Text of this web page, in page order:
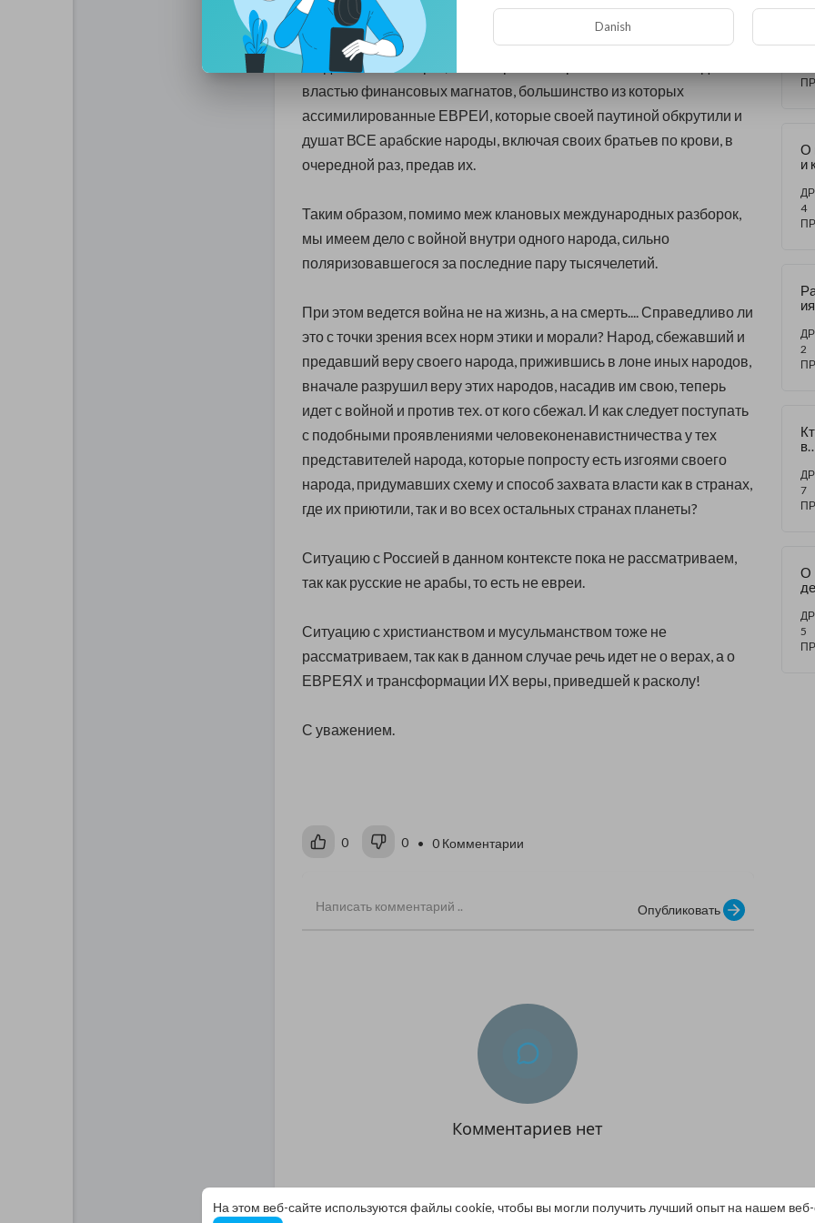
На этом веб-сайте используются файлы cookie, чтобы вы могли получить лучший опыт на нашем веб-
может наступить печальная развязка.
Ни для кого не секрет, что Америка и Европа - полностью под
властью финансовых магнатов, большинство из которых
ассимилированные ЕВРЕИ, которые своей паутиной обкрутили и
душат ВСЕ арабские народы, включая своих братьев по крови, в
очередной раз, предав их.
Таким образом, помимо меж клановых международных разборок,
мы имеем дело с войной внутри одного народа, сильно
поляризовавшегося за последние пару тысячелетий.
При этом ведется война не на жизнь, а на смерть.... Справедливо ли
это с точки зрения всех норм этики и морали? Народ, сбежавший и
предавший веру своего народа, прижившись в лоне иных народов,
вначале разрушил веру этих народов, насадив им свою, теперь
идет с войной и против тех. от кого сбежал. И как следует поступать
с подобными проявлениями человеконенавистничества у тех
представителей народа, которые попросту есть изгоями своего
народа, придумавших схему и способ захвата власти как в странах,
где их приютили, так и во всех остальных странах планеты?
Ситуацию с Россией в данном контексте пока не рассматриваем,
так как русские не арабы, то есть не евреи.
Ситуацию с христианством и мусульманством тоже не
рассматриваем, так как в данном случае речь идет не о верах, а о
ЕВРЕЯХ и трансформации ИХ веры, приведшей к расколу!
С уважением.
0 0 • 0 Комментарии
Опубликовать
Комментариев нет
О
и
м
их
4
2
в
7
О
5
Danish